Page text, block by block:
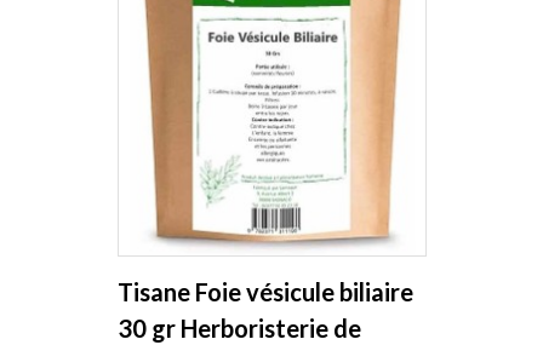
Tisane Foie vésicule biliaire
30 gr Herboristerie de